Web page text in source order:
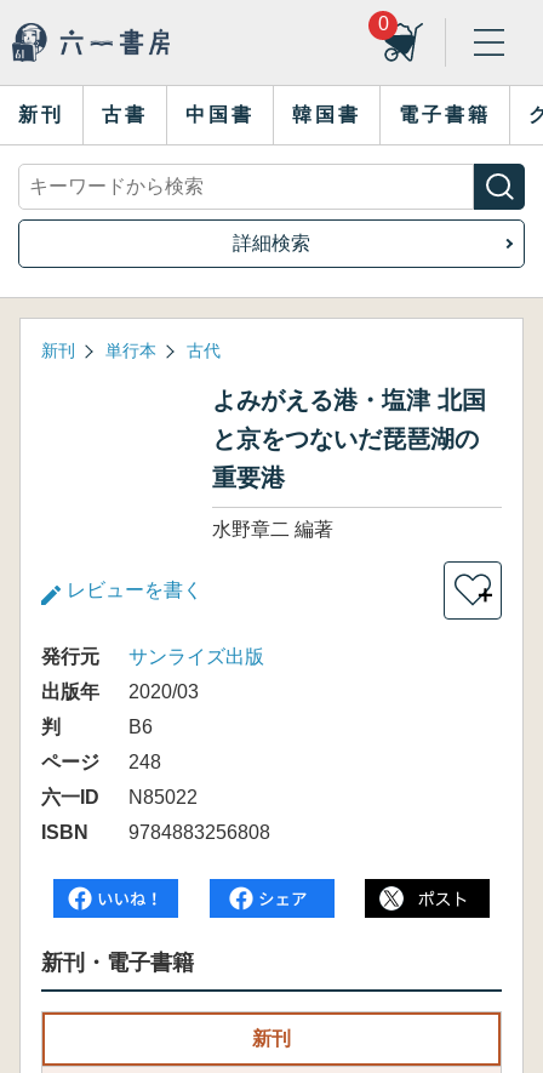
0
新刊 古書 中国書 韓国書 電子書籍
詳細検索
新刊 単行本 古代
よみがえる港・塩津 北国
と京をつないだ琵琶湖の
重要港
水野章二 編著
レビューを書く ＋
発行元
サンライズ出版
出版年
2020/03
判
B6
ページ
248
六一ID
N85022
ISBN
9784883256808
新刊・電子書籍
新刊